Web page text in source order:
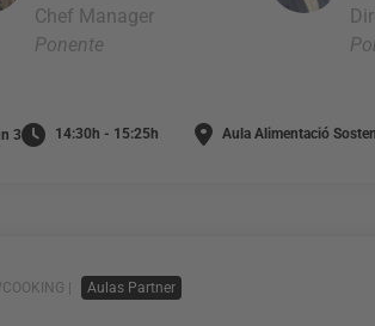
Chef Manager
Ponente
3 14:30h - 15:25h Aula Alimentació
| Aulas Partner